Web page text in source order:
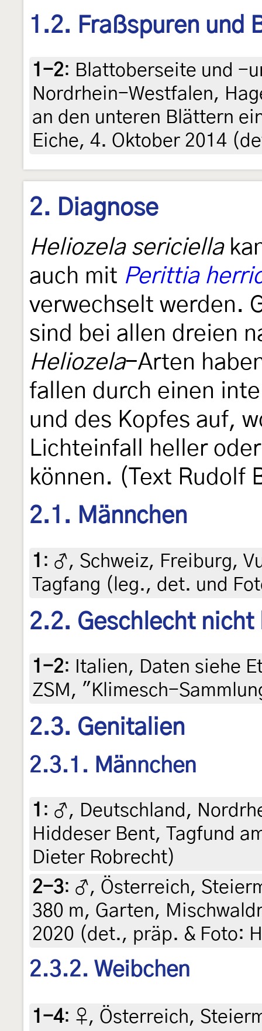
1.2. Fraßspuren und
1-2: Blattoberseite und -
Nordrhein-Westfalen,
an den unteren Blättern
Eiche, 4. Oktober 2014
2. Diagnose
Heliozela sericiella
auch mit Perittia
verwechselt werden.
sind bei allen dreien
Heliozela-Arten
fallen durch einen
und des Kopfes auf,
Lichteinfall heller
können. (Text Rudolf
2.1. Männchen
1 : ♂, Schweiz, Freiburg,
Tagfang (leg., det. und
2.2. Geschlecht nicht
1-2:
Italien, Daten siehe
ZSM, "Klimesch-
2.3. Genitalien
2.3.1. Männchen
1 : ♂, Deutschland,
Hiddeser Bent, Tagfund
Dieter Robrecht)
2-3: ♂, Österreich,
380 m, Garten,
2020 (det., präp. & Foto:
2.3.2. Weibchen
1-4: ♀, Österreich,